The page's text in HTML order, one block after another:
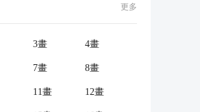
更多
3畫 4畫
7畫 8畫
11畫 12畫